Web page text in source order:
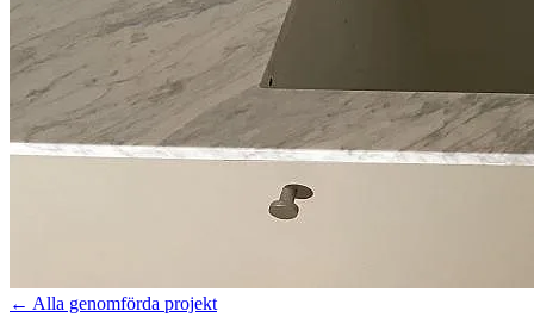
← Alla genomförda projekt